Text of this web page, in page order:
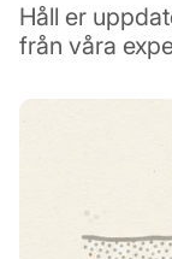
Håll er
från våra